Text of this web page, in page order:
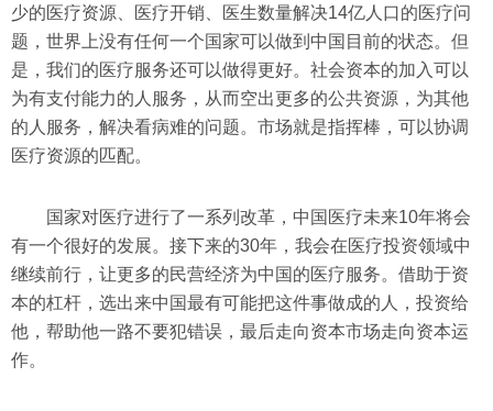
少的医疗资源、医疗开销、医生数量解决14亿人口的医疗问
题，世界上没有任何一个国家可以做到中国目前的状态。但
是，我们的医疗服务还可以做得更好。社会资本的加入可以
为有支付能力的人服务，从而空出更多的公共资源，为其他
的人服务，解决看病难的问题。市场就是指挥棒，可以协调
医疗资源的匹配。
国家对医疗进行了一系列改革，中国医疗未来10年将会
有一个很好的发展。接下来的30年，我会在医疗投资领域中
继续前行，让更多的民营经济为中国的医疗服务。借助于资
本的杠杆，选出来中国最有可能把这件事做成的人，投资给
他，帮助他一路不要犯错误，最后走向资本市场走向资本运
作。